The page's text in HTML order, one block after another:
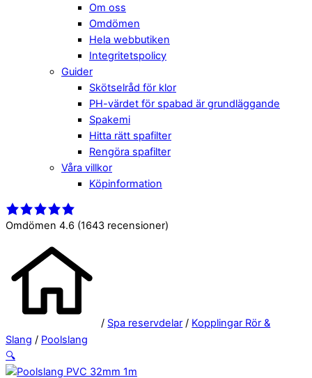
Om oss
Omdömen
Hela webbutiken
Integritetspolicy
Guider
Skötselråd för klor
PH-värdet för spabad är grundläggande
Spakemi
Hitta rätt spafilter
Rengöra spafilter
Våra villkor
Köpinformation
Close
Menu
Menu
Omdömen 4.6 (1643 recensioner)
/ Spa reservdelar / Kopplingar Rör &
Slang / Poolslang
🔍